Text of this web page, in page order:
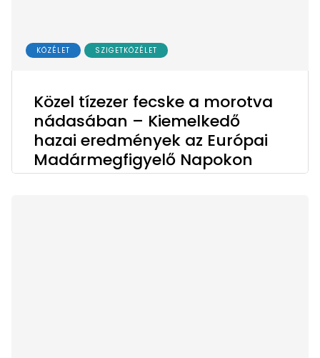
KÖZÉLET SZIGETKÖZÉLET
Közel tízezer fecske a morotva
nádasában – Kiemelkedő
hazai eredmények az Európai
Madármegfigyelő Napokon